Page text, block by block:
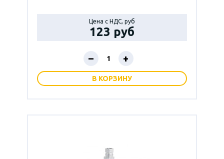
Цена с НДС, руб
123 руб
– +
В КОРЗИНУ